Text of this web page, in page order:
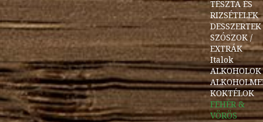
TÉSZTA ÉS
RIZSÉTELEK
DESSZERTEK
SZÓSZOK /
EXTRÁK
Italok
ALKOHOLOK
KOKTÉLOK
FEHÉR &
VÖRÖS